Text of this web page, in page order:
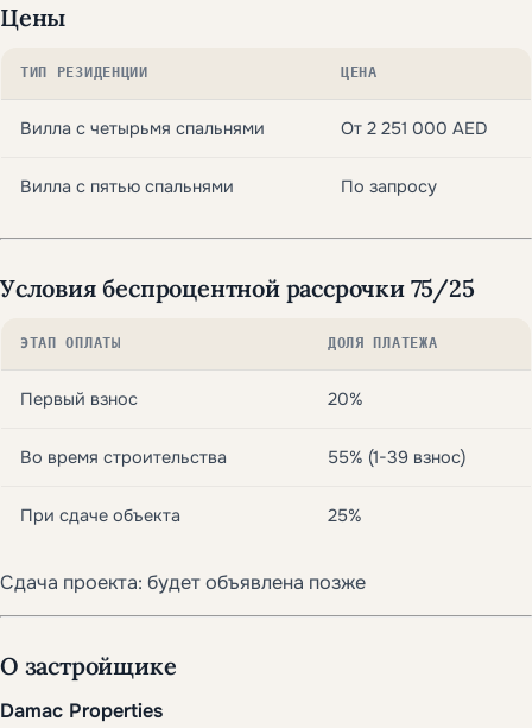
Цены
ТИП РЕЗИДЕНЦИИ ЦЕНА
Вилла с четырьмя спальнями От 2 251 000 AED
Вилла с пятью спальнями По запросу
Условия беспроцентной рассрочки 75/25
ЭТАП ОПЛАТЫ ДОЛЯ ПЛАТЕЖА
Первый взнос 20%
Во время строительства 55% (1-39 взнос)
При сдаче объекта 25%
Сдача проекта: будет объявлена позже
О застройщике
Damac Properties